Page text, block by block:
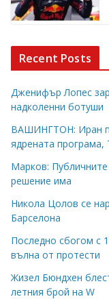
Recent Posts
Дженифър Лопес
надколенни ботуши
ВАШИНГТОН: Иран
ядрената програма,
Марков:
решение има
Никола Цолов се
Барселона
Последно сбогом с
вълна от протести
Жизел Бюндхен
летния брой на W